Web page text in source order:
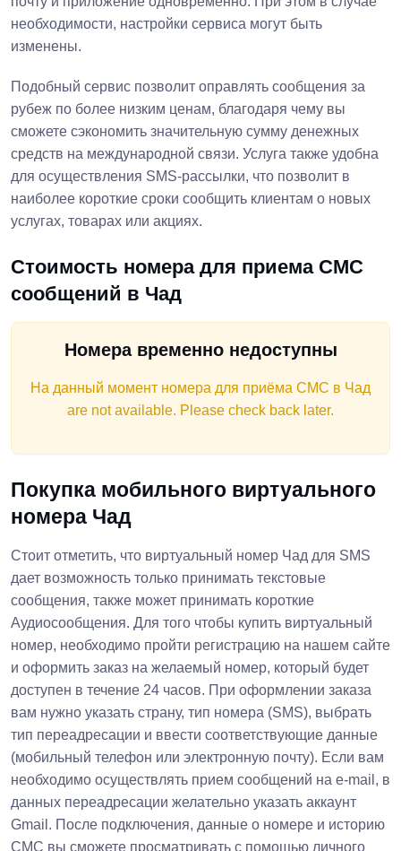
необходимости, настройки сервиса могут быть
изменены.
Подобный сервис позволит оправлять сообщения за
рубеж по более низким ценам, благодаря чему вы
сможете сэкономить значительную сумму денежных
средств на международной связи. Услуга также удобна
для осуществления SMS-рассылки, что позволит в
наиболее короткие сроки сообщить клиентам о новых
услугах, товарах или акциях.
Стоимость номера для приема СМС
сообщений в Чад
Номера временно недоступны
На данный момент номера для приёма СМС в Чад
are not available. Please check back later.
Покупка мобильного виртуального
номера Чад
Стоит отметить, что виртуальный номер Чад для SMS
дает возможность только принимать текстовые
сообщения, также может принимать короткие
Аудиосообщения. Для того чтобы купить виртуальный
номер, необходимо пройти регистрацию на нашем сайте
и оформить заказ на желаемый номер, который будет
доступен в течение 24 часов. При оформлении заказа
вам нужно указать страну, тип номера (SMS), выбрать
тип переадресации и ввести соответствующие данные
(мобильный телефон или электронную почту). Если вам
необходимо осуществлять прием сообщений на e-mail, в
данных переадресации желательно указать аккаунт
Gmail. После подключения, данные о номере и историю
СМС вы сможете просматривать с помощью личного